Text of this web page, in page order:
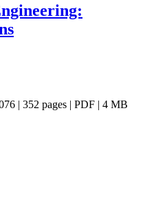
| 352 pages | PDF | 4 MB